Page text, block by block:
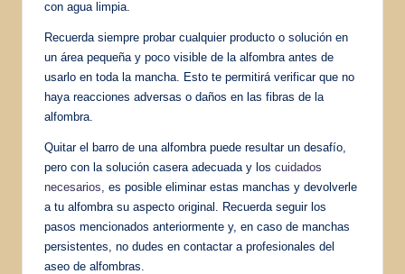
con agua limpia.
Recuerda siempre probar cualquier producto o solución en
un área pequeña y poco visible de la alfombra antes de
usarlo en toda la mancha. Esto te permitirá verificar que no
haya reacciones adversas o daños en las fibras de la
alfombra.
Quitar el barro de una alfombra puede resultar un desafío,
pero con la solución casera adecuada y los cuidados
necesarios , es posible eliminar estas manchas y devolverle
a tu alfombra su aspecto original. Recuerda seguir los
pasos mencionados anteriormente y, en caso de manchas
persistentes, no dudes en contactar a profesionales del
aseo de alfombras.